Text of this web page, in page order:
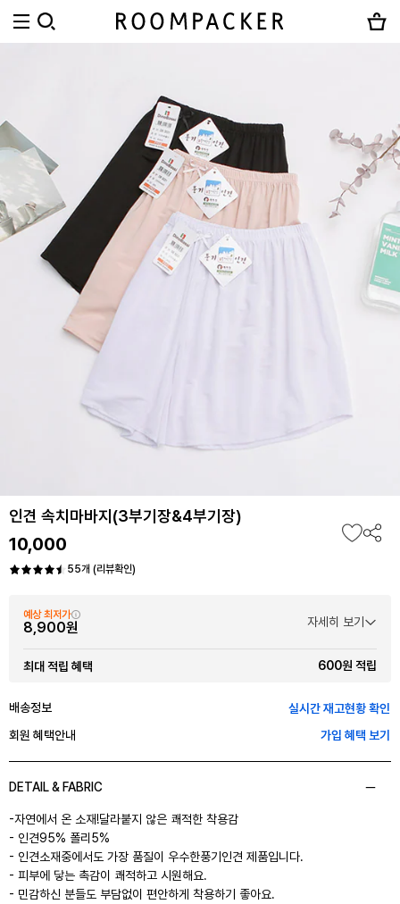
인견 속치마바지(3부기장&4부기장)
10,000
55개 (리뷰확인)
예상 최저가
8,900원 자세히 보기
최대 적립 혜택 600원 적립
배송정보
실시간 재고현황 확인
회원 혜택안내
가입 혜택 보기
DETAIL & FABRIC
-자연에서 온 소재!달라붙지 않은 쾌적한 착용감
- 인견95% 폴리5%
- 인견소재중에서도 가장 품질이 우수한풍기인견 제품입니다.
- 피부에 닿는 촉감이 쾌적하고 시원해요.
- 민감하신 분들도 부담없이 편안하게 착용하기 좋아요.